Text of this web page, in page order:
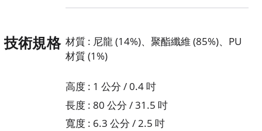
技術規格 材質 : 尼龍 (14%)、聚酯纖維 (85%)、PU
材質 (1%)
高度 : 1 公分 / 0.4 吋
長度 : 80 公分 / 31.5 吋
寬度 : 6.3 公分 / 2.5 吋